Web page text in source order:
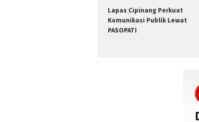
Lapas Cipinang Perkuat
Komunikasi Publik Lewat
PASOPATI